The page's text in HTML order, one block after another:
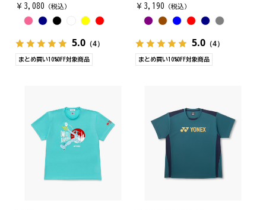
￥ 3,080 （税込）
5.0 （4）
まとめ買い10%OFF対象商品
￥ 3,190 （税込）
5.0（4）
まとめ買い10%OFF対象商品